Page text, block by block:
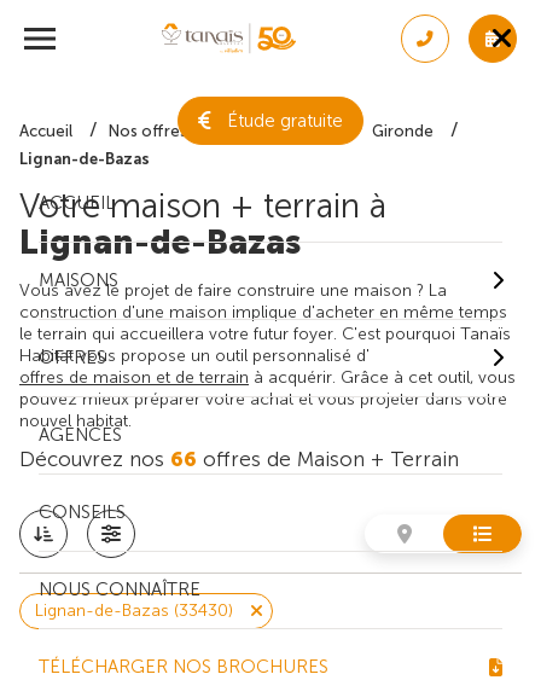
Étude gratuite
ACCUEIL
MAISONS
OFFRES
AGENCES
CONSEILS
NOUS CONNAÎTRE
TÉLÉCHARGER NOS BROCHURES
Accueil Nos offres de maison + terrain
Gironde
Lignan-de-Bazas
Votre maison + terrain à
Lignan-de-Bazas
Vous avez le projet de faire construire une maison ? La
construction d'une maison implique d'acheter en même temps
le terrain qui accueillera votre futur foyer. C'est pourquoi Tanaïs
Habitat vous propose un outil personnalisé d'
offres de maison et de terrain à acquérir. Grâce à cet outil, vous
pouvez mieux préparer votre achat et vous projeter dans votre
nouvel habitat.
Découvrez nos 66 offres de Maison + Terrain
Lignan-de-Bazas (33430)